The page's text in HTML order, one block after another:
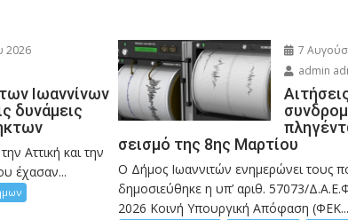
2026
Ιωαννίνων
δυνάμεις
Αττική και την
έχασαν...
7
admin
σεισμό της 8ης Μαρτίου
Ο Δήμος Ιωαννιτών ενημερώνει τους
δημοσιεύθηκε η υπ’ αριθ. 57073/
2026 Κοινή Υπουργική Απόφαση (ΦΕΚ...